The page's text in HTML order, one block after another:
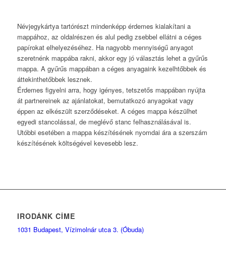
Névjegykártya tartórészt mindenképp érdemes kialakítani a
mappához, az oldalrészen és alul pedig zsebbel ellátni a céges
papírokat elhelyezéséhez. Ha nagyobb mennyiségű anyagot
szeretnénk mappába rakni, akkor egy jó választás lehet a gyűrűs
mappa. A gyűrűs mappában a céges anyagaink kezelhtőbbek és
áttekinthetőbbek lesznek.
Érdemes figyelni arra, hogy igényes, tetszetős mappában nyújta
át partnereinek az ajánlatokat, bemutatkozó anyagokat vagy
éppen az elkészült szerződéseket. A céges mappa készülhet
egyedi stancolással, de meglévő stanc felhasználásával is.
Utóbbi esetében a mappa készítésének nyomdai ára a szerszám
készítésének költségével kevesebb lesz.
IRODÁNK CÍME
1031 Budapest, Vízimolnár utca 3. (Óbuda)